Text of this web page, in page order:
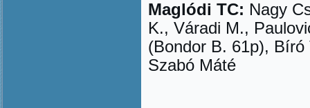
Maglódi TC: Nagy
K., Váradi M.,
(Bondor B. 61p),
Szabó Máté